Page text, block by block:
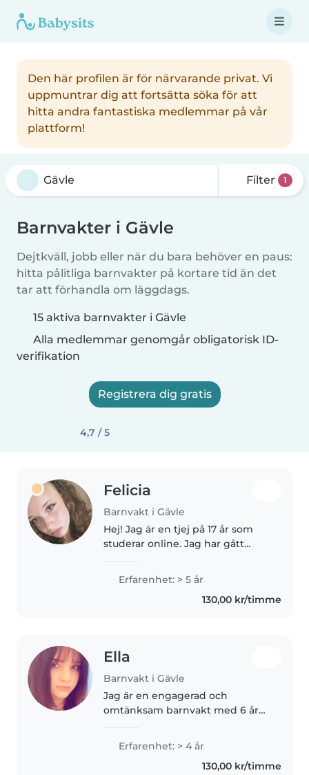
Den här profilen är för närvarande privat. Vi
uppmuntrar dig att fortsätta söka för att
hitta andra fantastiska medlemmar på vår
plattform!
Filter 1
Barnvakter i Gävle
Dejtkväll, jobb eller när du bara behöver en paus:
hitta pålitliga barnvakter på kortare tid än det
tar att förhandla om läggdags.
15 aktiva barnvakter i Gävle
Alla medlemmar genomgår obligatorisk ID-
verifikation
Registrera dig gratis
4,7 / 5
Felicia
Barnvakt i Gävle
Hej! Jag är en tjej på 17 år som
studerar online. Jag har gått
livsmedelsprogrammet så har
kunskap om matlagning och
hygien. Jag har yngre syskon
Erfarenhet: > 5 år
130,00 kr/timme
Ella
Barnvakt i Gävle
Jag är en engagerad och
omtänksam barnvakt med 6 års
barn i åldrarna 2-12 år. Jag tagit
hand om min lillasyster mycket
av min uppväxt då min mamma
Erfarenhet: > 4 år
130,00 kr/timme